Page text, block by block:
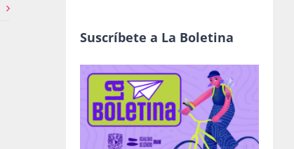
Suscríbete a La Boletina